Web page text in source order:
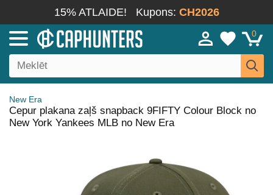
15% ATLAIDE! Kupons: CH2026
0
New Era
Cepur plakana zaļš snapback 9FIFTY Colour Block no
New York Yankees MLB no New Era